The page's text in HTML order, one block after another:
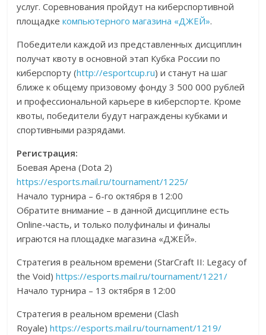
услуг. Соревнования пройдут на киберспортивной
площадкекомпьютерного магазина «ДЖЕЙ».
Победители каждой из представленных дисциплин
получат квоту в основной этап Кубка России по
киберспорту (http://esportcup.ru) и станут на шаг
ближе к общему призовому фонду 3 500 000 рублей
и профессиональной карьере в киберспорте. Кроме
квоты, победители будут награждены кубками и
спортивными разрядами.
Регистрация:
Боевая Арена (Dota 2)
https://esports.mail.ru/tournament/1225/
Начало турнира – 6-го октября в 12:00
Обратите внимание – в данной дисциплине есть
Online-часть, и только полуфиналы и финалы
играются на площадке магазина «ДЖЕЙ».
Стратегия в реальном времени (StarCraft II: Legacy of
the Void)https://esports.mail.ru/tournament/1221/
Начало турнира – 13 октября в 12:00
Стратегия в реальном времени (Clash
Royale)https://esports.mail.ru/tournament/1219/